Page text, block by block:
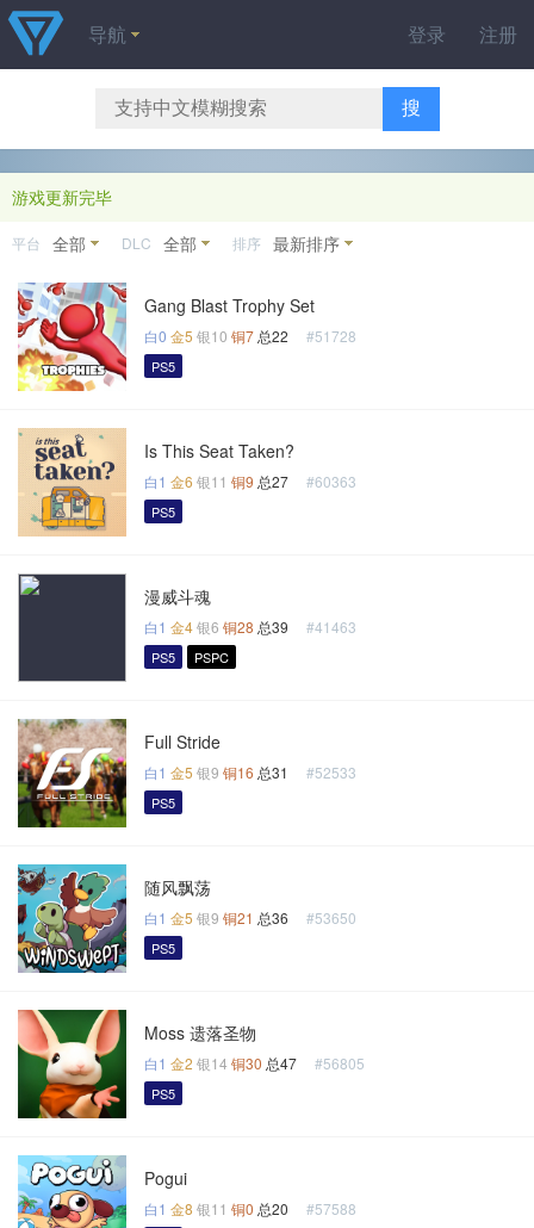
登录 注册
导航
搜
游戏更新完毕
平台 全部 DLC 全部 排序 最新排序
Gang Blast Trophy Set
白0 金5 银10 铜7 总22 #51728
PS5
Is This Seat Taken?
白1 金6 银11 铜9 总27 #60363
PS5
漫威斗魂
白1 金4银6 铜28 总39 #41463
PS5 PSPC
Full Stride
白1 金5 银9 铜16 总31 #52533
PS5
随风飘荡
白1 金5 银9 铜21 总36 #53650
PS5
Moss 遗落圣物
白1 金2 银14 铜30 总47 #56805
PS5
Pogui
白1 金8 银11 铜0 总20 #57588